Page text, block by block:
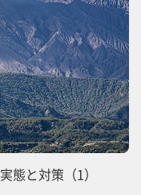
態と対策（1）